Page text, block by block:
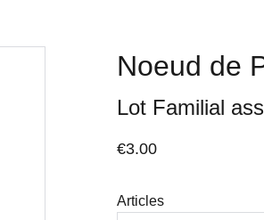
Noeud de
Lot Familial
€3.00
Articles